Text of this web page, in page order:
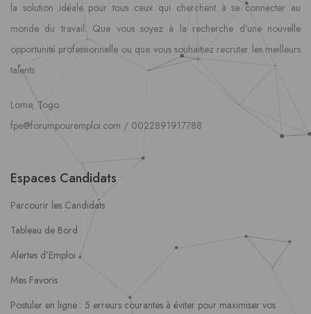
la solution idéale pour tous ceux qui cherchent à se connecter au
monde du travail. Que vous soyez à la recherche d’une nouvelle
opportunité professionnelle ou que vous souhaitiez recruter les meilleurs
talents
Lome, Togo
fpe@forumpouremploi.com / 0022891917788
Espaces Candidats
Parcourir les Candidats
Tableau de Bord
Alertes d’Emploi
Mes Favoris
Postuler en ligne : 5 erreurs courantes à éviter pour maximiser vos